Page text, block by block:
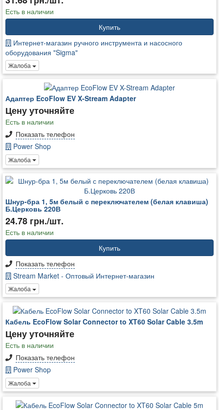
Есть в наличии
Купить
Интернет-магазин ручного инструмента и насосного
оборудования "Sigma"
Жалоба
Адаптер EcoFlow EV X-Stream Adapter
Цену уточняйте
Есть в наличии
Показать телефон
Power Shop
Жалоба
Шнур-бра 1, 5м белый с переключателем (белая клавиша)
Б.Церковь 220В
24.78 грн./шт.
Есть в наличии
Купить
Показать телефон
Stream Market - Оптовый Интернет-магазин
Жалоба
Кабель EcoFlow Solar Connector to XT60 Solar Cable 3.5m
Цену уточняйте
Есть в наличии
Показать телефон
Power Shop
Жалоба